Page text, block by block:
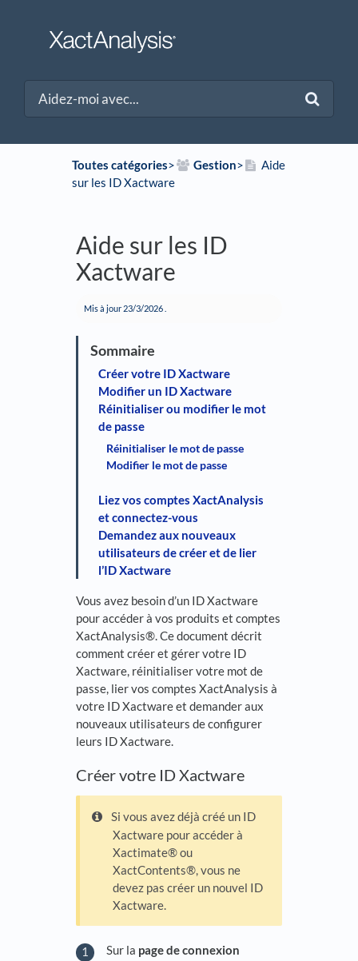
Toutes catégories​>​ ​Gestion​>​
Aide
sur les ID Xactware
Aide sur les ID
Xactware
Mis à jour 23/3/2026
Créer votre ID Xactware
Modifier un ID Xactware
Réinitialiser ou modifier le mot
de passe
Réinitialiser le mot de passe
Modifier le mot de passe
Liez vos comptes XactAnalysis
et connectez-vous
Demandez aux nouveaux
utilisateurs de créer et de lier
l’ID Xactware
Vous avez besoin d’un ID Xactware
pour accéder à vos produits et comptes
XactAnalysis®. Ce document décrit
comment créer et gérer votre ID
Xactware, réinitialiser votre mot de
passe, lier vos comptes XactAnalysis à
votre ID Xactware et demander aux
nouveaux utilisateurs de configurer
leurs ID Xactware.
Créer votre ID Xactware
Si vous avez déjà créé un ID
Xactware pour accéder à
Xactimate® ou
XactContents®, vous ne
devez pas créer un nouvel ID
Xactware.
Sur la page de connexion